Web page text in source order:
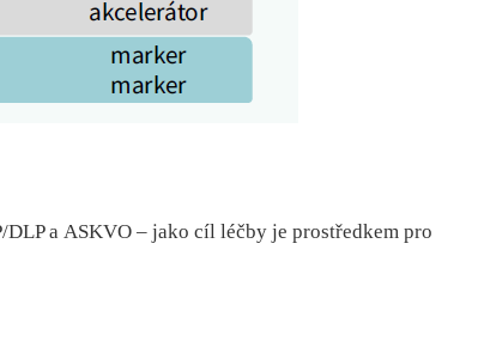
DLP a ASKVO –⁠ jako cíl léčby je prostředkem pro